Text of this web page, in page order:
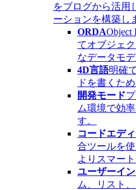
をブログから活用
ーションを構築し
ORDAObject
てオブジェ
なデータモ
4D言語明確
ドを書くた
開発モード
ム環境で効
す。
コードエデ
合ツールを
よりスマー
ユーザーイ
ム、リスト